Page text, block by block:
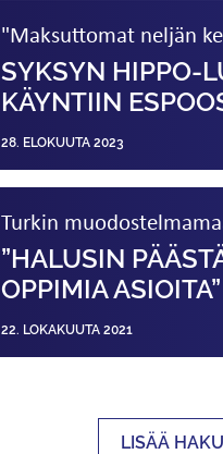
"Maksuttomat neljän
SYKSYN HIPPO-
KÄYNTIIN
28. ELOKUUTA 2023
Turkin
”HALUSIN
OPPIMIA ASIOITA”
22. LOKAKUUTA 2021
LISÄÄ